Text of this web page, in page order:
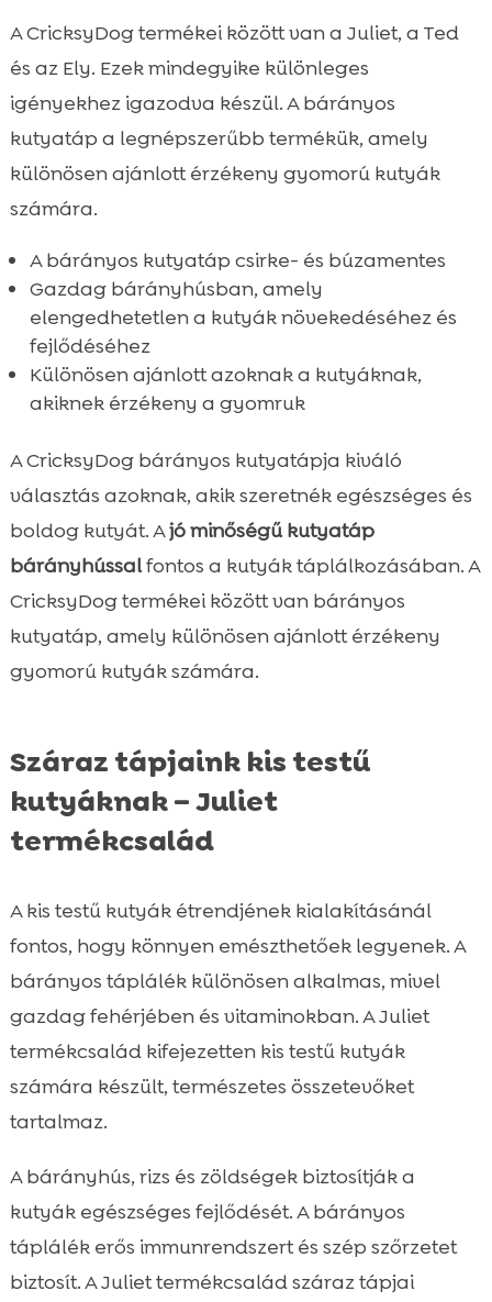
A CricksyDog termékei között van a Juliet, a Ted
és az Ely. Ezek mindegyike különleges
igényekhez igazodva készül. A bárányos
kutyatáp a legnépszerűbb termékük, amely
különösen ajánlott érzékeny gyomorú kutyák
számára.
A bárányos kutyatáp csirke- és búzamentes
Gazdag bárányhúsban, amely
elengedhetetlen a kutyák növekedéséhez és
fejlődéséhez
Különösen ajánlott azoknak a kutyáknak,
akiknek érzékeny a gyomruk
A CricksyDog bárányos kutyatápja kiváló
választás azoknak, akik szeretnék egészséges és
boldog kutyát. Ajó minőségű kutyatáp
bárányhússalfontos a kutyák táplálkozásában. A
CricksyDog termékei között van bárányos
kutyatáp, amely különösen ajánlott érzékeny
gyomorú kutyák számára.
Száraz tápjaink kis testű
kutyáknak – Juliet
termékcsalád
A kis testű kutyák étrendjének kialakításánál
fontos, hogy könnyen emészthetőek legyenek. A
bárányos táplálék különösen alkalmas, mivel
gazdag fehérjében és vitaminokban. A Juliet
termékcsalád kifejezetten kis testű kutyák
számára készült, természetes összetevőket
tartalmaz.
A bárányhús, rizs és zöldségek biztosítják a
kutyák egészséges fejlődését. A bárányos
táplálék erős immunrendszert és szép szőrzetet
biztosít. A Juliet termékcsalád száraz tápjai